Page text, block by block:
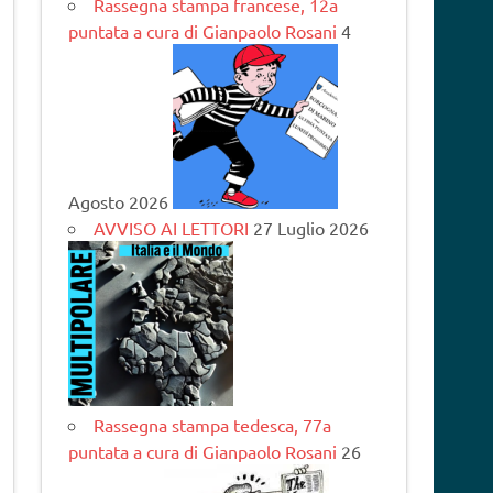
Rassegna stampa francese, 12a
puntata a cura di Gianpaolo Rosani 4
Agosto 2026
AVVISO AI LETTORI 27 Luglio 2026
Rassegna stampa tedesca, 77a
puntata a cura di Gianpaolo Rosani 26